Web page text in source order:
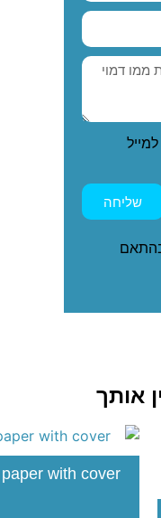
שליחה
אותך
with cover